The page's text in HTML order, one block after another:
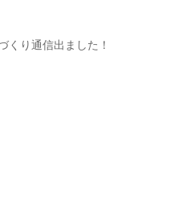
くり通信出ました！